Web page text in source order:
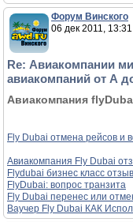
Форум Винского
06 дек 2011, 13:31
Re: Авиакомпании
авиакомпаний от А
Авиакомпания
Fly Dubai отмена рейсов и
Авиакомпания Fly Dubai
Flydubai бизнес класс отзыв
FlyDubai: вопрос транзита
Fly Dubai перенес или
Ваучер Fly Dubai КАК